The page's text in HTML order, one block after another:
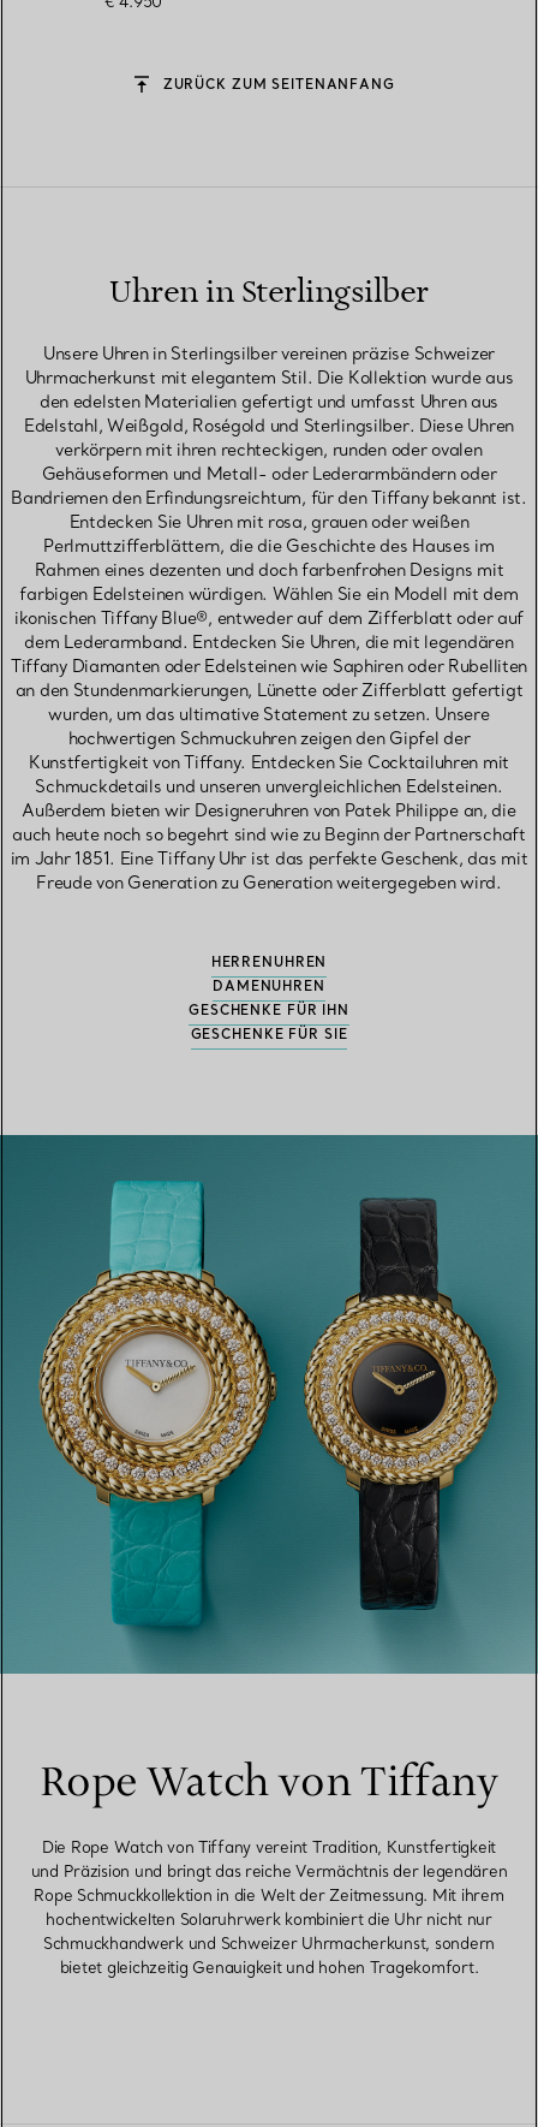
ZURÜCK ZUM SEITENANFANG
Uhren in Sterlingsilber
Unsere Uhren in Sterlingsilber vereinen präzise Schweizer
Uhrmacherkunst mit elegantem Stil. Die Kollektion wurde aus
den edelsten Materialien gefertigt und umfasst Uhren aus
Edelstahl, Weißgold, Roségold und Sterlingsilber. Diese Uhren
verkörpern mit ihren rechteckigen, runden oder ovalen
Gehäuseformen und Metall- oder Lederarmbändern oder
Bandriemen den Erfindungsreichtum, für den Tiffany bekannt ist.
Entdecken Sie Uhren mit rosa, grauen oder weißen
Perlmuttzifferblättern, die die Geschichte des Hauses im
Rahmen eines dezenten und doch farbenfrohen Designs mit
farbigen Edelsteinen würdigen. Wählen Sie ein Modell mit dem
ikonischen Tiffany Blue®, entweder auf dem Zifferblatt oder auf
dem Lederarmband. Entdecken Sie Uhren, die mit legendären
Tiffany Diamanten oder Edelsteinen wie Saphiren oder Rubelliten
an den Stundenmarkierungen, Lünette oder Zifferblatt gefertigt
wurden, um das ultimative Statement zu setzen. Unsere
hochwertigen Schmuckuhren zeigen den Gipfel der
Kunstfertigkeit von Tiffany. Entdecken Sie Cocktailuhren mit
Schmuckdetails und unseren unvergleichlichen Edelsteinen.
Außerdem bieten wir Designeruhren von Patek Philippe an, die
auch heute noch so begehrt sind wie zu Beginn der Partnerschaft
im Jahr 1851. Eine Tiffany Uhr ist das perfekte Geschenk, das mit
Freude von Generation zu Generation weitergegeben wird.
HERRENUHREN
DAMENUHREN
GESCHENKE FÜR IHN
GESCHENKE FÜR SIE
Rope Watch von Tiffany
Die Rope Watch von Tiffany vereint Tradition, Kunstfertigkeit
und Präzision und bringt das reiche Vermächtnis der legendären
Rope Schmuckkollektion in die Welt der Zeitmessung. Mit ihrem
hochentwickelten Solaruhrwerk kombiniert die Uhr nicht nur
Schmuckhandwerk und Schweizer Uhrmacherkunst, sondern
bietet gleichzeitig Genauigkeit und hohen Tragekomfort.